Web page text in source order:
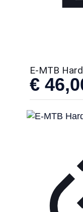
E-MTB
€